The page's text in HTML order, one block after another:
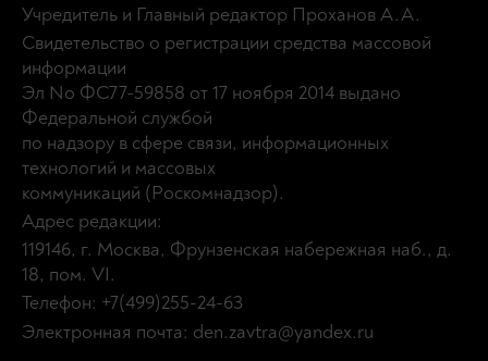
Учредитель и Главный редактор Проханов А.А.
Свидетельство о регистрации средства массовой
информации
Эл No ФС77-59858 от 17 ноября 2014 выдано
Федеральной службой
по надзору в сфере связи, информационных
технологий и массовых
коммуникаций (Роскомнадзор).
Адрес редакции:
119146, г. Москва, Фрунзенская набережная наб., д.
18, пом. VI.
Телефон: +7(499)255-24-63
Электронная почта: den.zavtra@yandex.ru